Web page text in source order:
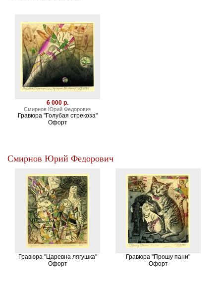
6 000 р.
Смирнов Юрий Федорович
Гравюра "Голубая стрекоза"
Офорт
Смирнов Юрий Федорович
Гравюра "Царевна лягушка"
Офорт
Гравюра "Прошу пани"
Офорт